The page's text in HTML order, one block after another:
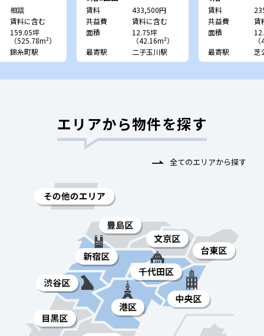
相談
賃料に含む
159.05坪
（525.78m²）
錦糸町駅
賃料
433,500円
共益費
賃料に含む
面積
12.75坪
（42.16m²）
最寄駅
二子玉川駅
賃料
共益費
賃
面積
最寄駅
芝
エリアから物件を探す
全てのエリアから探す